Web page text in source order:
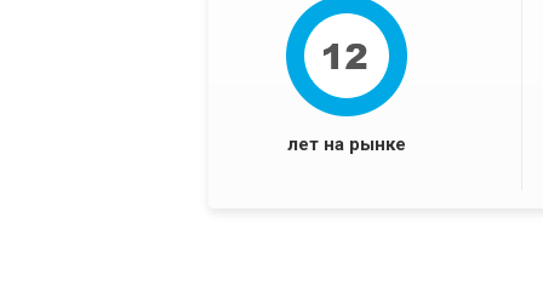
лет на рынке